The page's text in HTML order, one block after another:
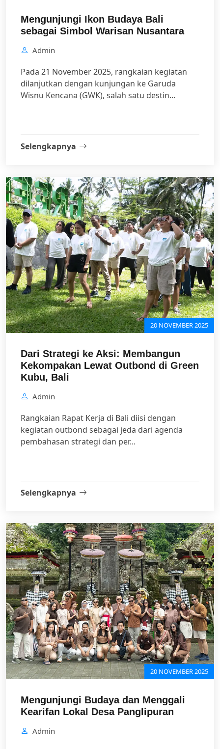
Mengunjungi Ikon Budaya Bali
sebagai Simbol Warisan Nusantara
Admin
Pada 21 November 2025, rangkaian kegiatan
dilanjutkan dengan kunjungan ke Garuda
Wisnu Kencana (GWK), salah satu destin...
Selengkapnya
20 NOVEMBER 2025
Dari Strategi ke Aksi: Membangun
Kekompakan Lewat Outbond di Green
Kubu, Bali
Admin
Rangkaian Rapat Kerja di Bali diisi dengan
kegiatan outbond sebagai jeda dari agenda
pembahasan strategi dan per...
Selengkapnya
20 NOVEMBER 2025
Mengunjungi Budaya dan Menggali
Kearifan Lokal Desa Panglipuran
Admin